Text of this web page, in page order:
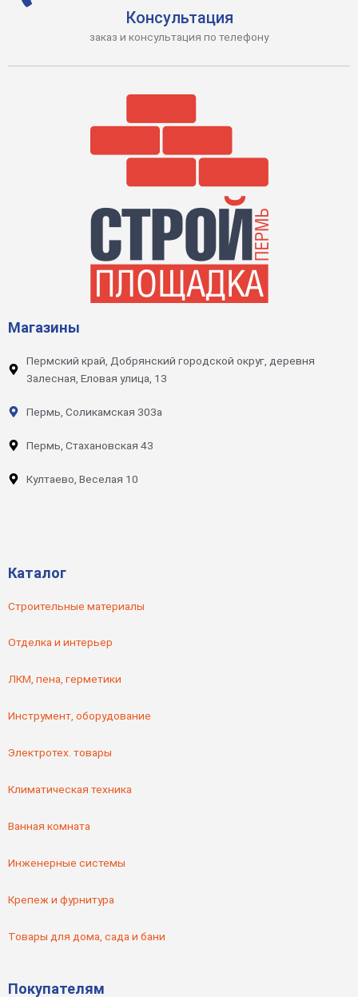
Консультация
заказ и консультация по телефону
Магазины
Пермский край, Добрянский городской округ, деревня
Залесная, Еловая улица, 13
Пермь, Соликамская 303а
Пермь, Стахановская 43
Култаево, Веселая 10
Каталог
Строительные материалы
Отделка и интерьер
ЛКМ, пена, герметики
Инструмент, оборудование
Электротех. товары
Климатическая техника
Ванная комната
Инженерные системы
Крепеж и фурнитура
Товары для дома, сада и бани
Покупателям